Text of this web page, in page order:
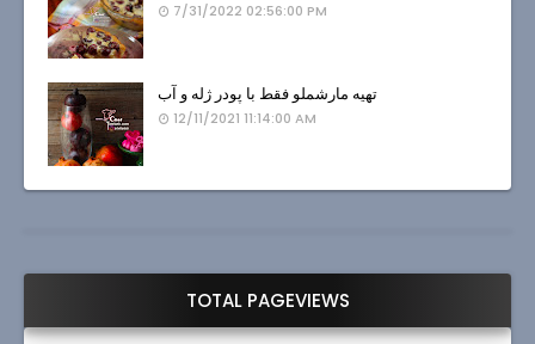
7/31/2022 02:56:00 PM
تهیه مارشملو فقط با پودر ژله و آب
12/11/2021 11:14:00 AM
TOTAL PAGEVIEWS